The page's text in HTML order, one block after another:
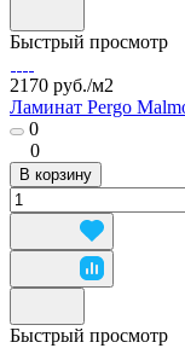
Быстрый просмотр
2170 руб./м2
Ламинат Pergo
0
0
В корзину
Быстрый просмотр